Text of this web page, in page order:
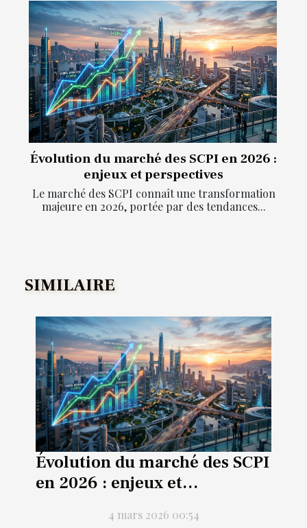
Évolution du marché des SCPI en 2026 :
enjeux et perspectives
Le marché des SCPI connaît une transformation
majeure en 2026, portée par des tendances...
SIMILAIRE
Évolution du marché des SCPI
en 2026 : enjeux et
4 mars 2026 00:54